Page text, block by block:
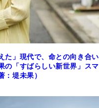
た」現代で、命との向き合い
の「すばらしい新世界」スマ
：堤未果）